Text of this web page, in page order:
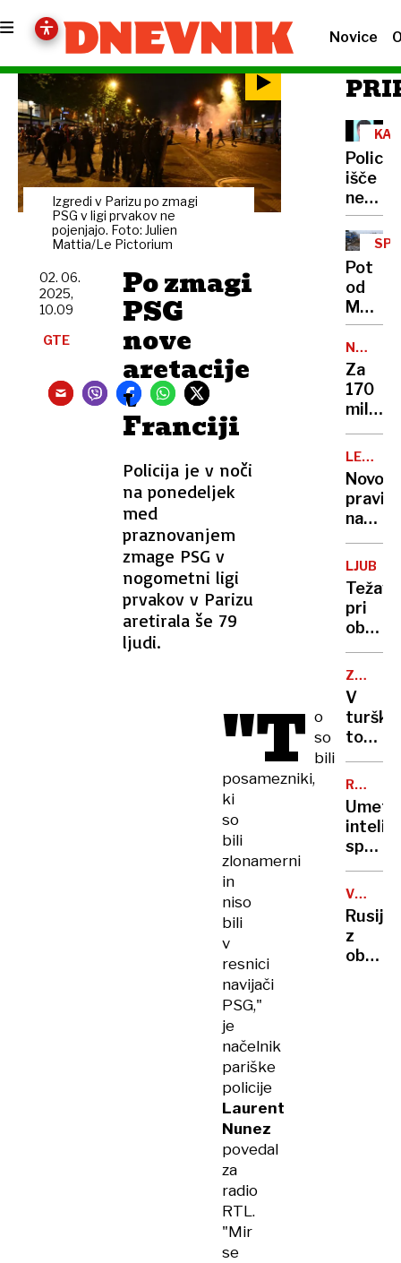
Novice
Izgredi v Parizu po zmagi
PSG v ligi prvakov ne
pojenjajo. Foto: Julien
Mattia/Le Pictorium
Po zmagi
PSG
nove
aretacije
v
Franciji
Policija je v noči
na ponedeljek
med
praznovanjem
zmage PSG v
nogometni ligi
prvakov v Parizu
aretirala še 79
ljudi.
02. 06.
2025,
10.09
GTE
"T o
so
bili
posamezniki,
ki
so
bili
zlonamerni
in
niso
bili
v
resnici
navijači
PSG,"
je
načelnik
pariške
policije
Laurent
Nunez
povedal
za
radio
RTL.
"Mir
se
Policija
išče
z
ostrim
naj
bi
dva
Pot
od
do
zaradi
daljša
minut
NAKUP
OROŽJA
Za
170
evrov
bomo
kupili
DRUŽBE
Novo
pravilo
na
letih
iz
v
Če
ga
kršite,
sledi
kazen
Težave
pri
obnovi
stavbe
v
jedru
V
našli
truplo
RAZVOJ
že
službe
VOJNA
V
Rusija
z